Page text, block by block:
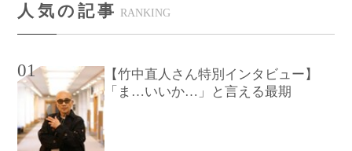
人気の記事 RANKING
01
【竹中直人さん特別インタビュー】
「ま…いいか…」と言える最期